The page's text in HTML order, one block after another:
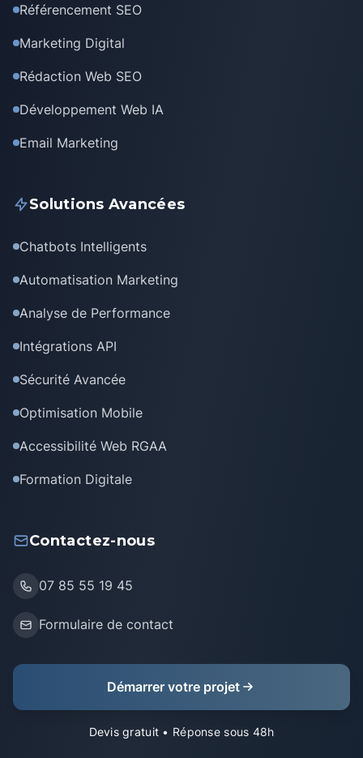
Référencement SEO
Marketing Digital
Rédaction Web SEO
Développement Web IA
Email Marketing
Solutions Avancées
Chatbots Intelligents
Automatisation Marketing
Analyse de Performance
Intégrations API
Sécurité Avancée
Optimisation Mobile
Accessibilité Web RGAA
Formation Digitale
Contactez-nous
07 85 55 19 45
Formulaire de contact
Démarrer votre projet
Devis gratuit • Réponse sous 48h